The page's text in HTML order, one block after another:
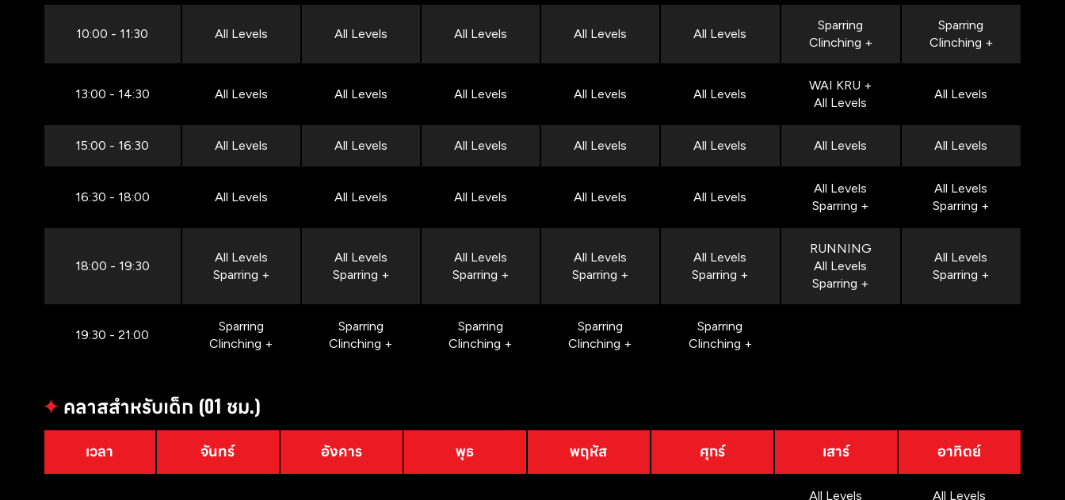
10:00 - 11:30 All Levels All Levels All Levels All Levels All Levels
Sparring
Clinching +
Sparring
Clinching +
13:00 - 14:30 All Levels All Levels All Levels All Levels All Levels
WAI KRU +
All Levels
All Levels
15:00 - 16:30 All Levels All Levels All Levels All Levels All Levels All Levels All Levels
16:30 - 18:00 All Levels All Levels All Levels All Levels All Levels
All Levels
Sparring +
All Levels
Sparring +
18:00 - 19:30
All Levels
Sparring +
All Levels
Sparring +
All Levels
Sparring +
All Levels
Sparring +
All Levels
Sparring +
RUNNING
All Levels
Sparring +
All Levels
Sparring +
19:30 - 21:00
Sparring
Clinching +
Sparring
Clinching +
Sparring
Clinching +
Sparring
Clinching +
Sparring
Clinching +
✦คลาสสำหรับเด็ก (01 ชม.)
เวลา จันทร์ อังคาร พุธ พฤหัส ศุกร์ เสาร์ อาทิตย์
All Levels All Levels